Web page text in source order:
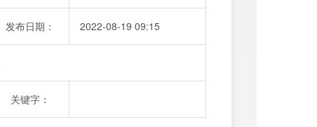
发布日期： 2022-08-19 09:15
关键字：